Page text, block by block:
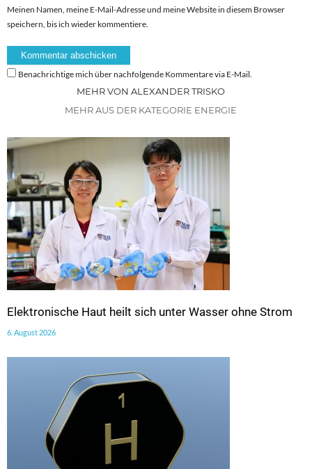
Meinen Namen, meine E-Mail-Adresse und meine Website in diesem Browser
speichern, bis ich wieder kommentiere.
Benachrichtige mich über nachfolgende Kommentare via E-Mail.
MEHR VON ALEXANDER TRISKO
MEHR AUS DER KATEGORIE ENERGIE
Elektronische Haut heilt sich unter Wasser ohne Strom
6. August 2026